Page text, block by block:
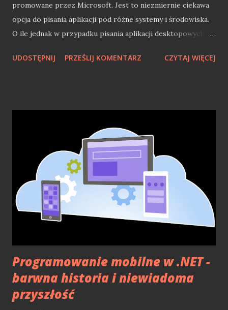
promowane przez Microsoft. Jest to niezmiernie ciekawa
opcja do pisania aplikacji pod różne systemy i środowiska.
O ile jednak w przypadku pisania aplikacji desktopowych
deweloperów .NET, to w przypadku świata mobilnego jest
MAUI, które w 2021 roku nie doczekało się premiery,
powodowało ból głowy mobilnych deweloperów .NET.
Mimo, iż w maju 2022 roku MAUI miało oficjalną premierę,
to nadal sytuacja nie jest wcale lepsza. Samo MAUI nie jest
jeszcze narzędziem, które można uznać w 100% gotowe na
to, aby pójść z nim na produkcję. Wiele jeszcze mniejszych
niedoróbek i problemów spędza sen z powiek
wersję finalną, nie jest t...
UDOSTĘPNIJ PRZEŚLIJ KOMENTARZ CZYTAJ WIĘCEJ
Programowanie mobilne w .NET -
barwna historia i niewiadoma
przyszłość